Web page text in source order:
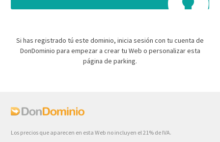
Si has registrado tú este dominio, inicia sesión con tu cuenta de
DonDominio para empezar a crear tu Web o personalizar esta
página de parking.
Los precios que aparecen en esta Web no incluyen el 21% de IVA.